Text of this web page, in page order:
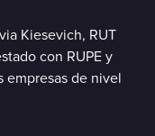
Kiesevich, RUT
con RUPE y
empresas de nivel